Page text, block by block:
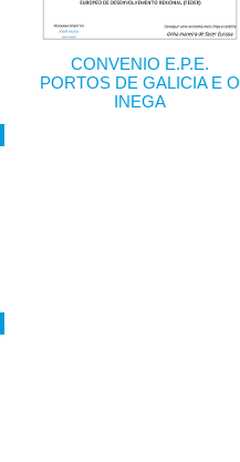
CONVENIO E.P.E.
PORTOS DE GALICIA E O
INEGA